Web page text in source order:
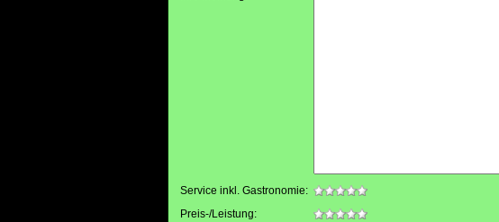
Service inkl. Gastronomie:
Preis-/Leistung: